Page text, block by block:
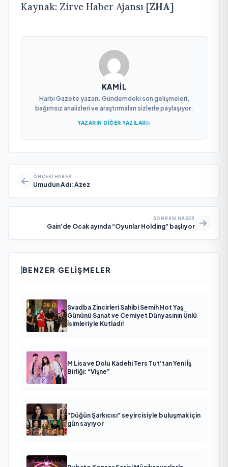
Kaynak: Zirve Haber Ajansı [ZHA]
KAMIL
Harbi Gazete yazarı. Gündemdeki son gelişmeleri,
bağımsız analizleri ve araştırmaları sizlerle paylaşıyor.
YAZARIN DIĞER YAZILARI
ÖNCEKI HABER
Umudun Adı: Azez
SONRAKI HABER
Gain’de Ocak ayında “Oyunlar Holding” başlıyor
BENZER GELIŞMELER
Svadba Zincirleri Sahibi Semih Hot Yaş
Gününü Sanat ve Cemiyet Dünyasının Ünlü
İsimleriyle Kutladı!
M Lisa ve Dolu Kadehi Ters Tut’tan Yeni İş
Birliği: “Vişne”
“Düğün Şarkıcısı” seyircisiyle buluşmak için
gün sayıyor